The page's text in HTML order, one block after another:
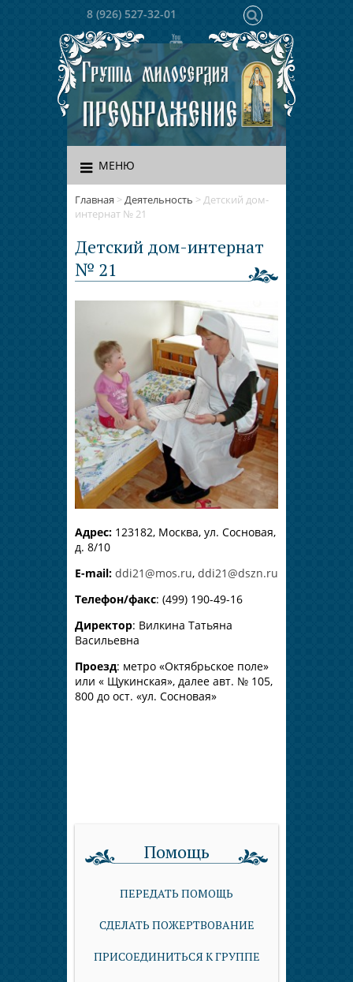
8 (926) 527-32-01
МЕНЮ
Главная >Деятельность >Детский дом-
интернат № 21
Детский дом-интернат
№ 21
Адрес: 123182, Москва, ул. Сосновая,
д. 8/10
E-mail: ddi21@mos.ru, ddi21@dszn.ru
Телефон/факс: (499) 190-49-16
Директор: Вилкина Татьяна
Васильевна
Проезд: метро «Октябрьское поле»
или « Щукинская», далее авт. № 105,
800 до ост. «ул. Сосновая»
Помощь
ПЕРЕДАТЬ ПОМОЩЬ
СДЕЛАТЬ ПОЖЕРТВОВАНИЕ
ПРИСОЕДИНИТЬСЯ К ГРУППЕ